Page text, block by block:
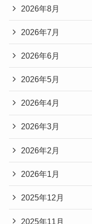
2026年8月
2026年7月
2026年6月
2026年5月
2026年4月
2026年3月
2026年2月
2026年1月
2025年12月
2025年11月